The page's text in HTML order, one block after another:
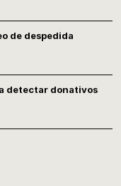
de despedida
detectar donativos